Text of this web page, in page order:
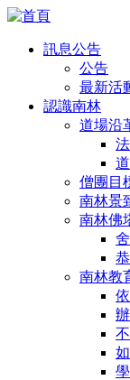
訊息公告
公告
最新活
認識南林
道場沿
僧團目
南林景
南林佛
南林教